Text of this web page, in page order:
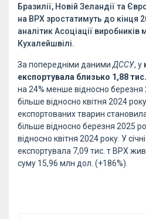
Бразилії, Новій Зеландії та
на ВРХ зростатимуть до кінця
аналітик Асоціації виробників
Кухалейшвілі.
За попередніми данимиДССУ, у
експортувала близько 1,88
на 24% менше відносно березня
більше відносно квітня 2024
експортованих тварин
більше відносно березня 2025
відносно квітня 2024 року. У
експортувала 7,09 тис. т ВРХ
суму 15,96 млн дол. (+186%).